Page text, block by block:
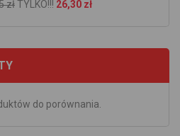
złTYLKO!!! 26,30 zł
do porównania.